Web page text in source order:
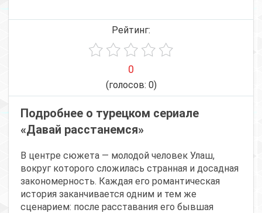
Рейтинг:
0
(голосов: 0)
Подробнее о турецком сериале
«Давай расстанемся»
В центре сюжета — молодой человек Улаш,
вокруг которого сложилась странная и досадная
закономерность. Каждая его романтическая
история заканчивается одним и тем же
сценарием: после расставания его бывшая